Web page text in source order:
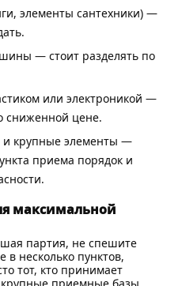
элементы сантехники) —
— стоит разделять по
или электроникой —
сниженной цене.
крупные элементы —
приема порядок и
максимальной
партия, не спешите
в несколько пунктов,
тот, кто принимает